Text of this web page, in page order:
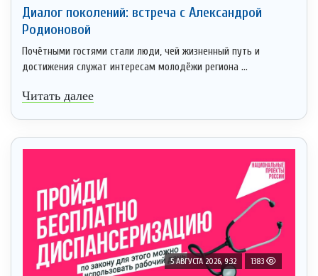
Диалог поколений: встреча с Александрой
Родионовой
Почётными гостями стали люди, чей жизненный путь и
достижения служат интересам молодёжи региона ...
Читать далее
5 АВГУСТА 2026, 9:32 1383